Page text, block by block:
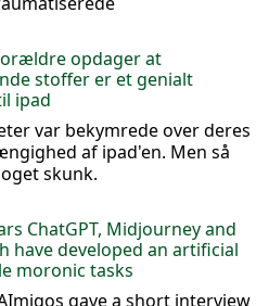
opdager at
stoffer er et genialt
ipad
var bekymrede over deres
af ipad'en. Men så
skunk.
ChatGPT, Midjourney and
have developed an artificial
moronic tasks
gave a short interview